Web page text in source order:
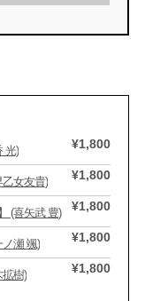
光) ¥1,800
乙女友貴) ¥1,800
(喜矢武 豊) ¥1,800
瀬 颯) ¥1,800
拡樹) ¥1,800